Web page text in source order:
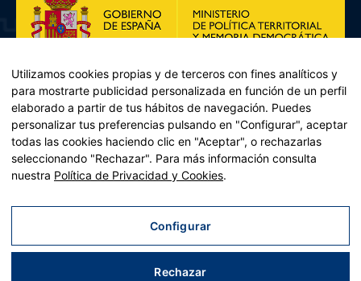
Plan de Recuperación, Transformación y Resiliencia – Financiado por
Recuperación y resiliencia, establecido por el Reglamento (UE)
2021/241 del Parlamento Europeo y del Consejo, de 12 de febrero
Utilizamos cookies propias y de terceros con fines analíticos y
para mostrarte publicidad personalizada en función de un perfil
elaborado a partir de tus hábitos de navegación. Puedes
personalizar tus preferencias pulsando en "Configurar", aceptar
todas las cookies haciendo clic en "Aceptar", o rechazarlas
seleccionando "Rechazar". Para más información consulta
nuestra Política de Privacidad y Cookies.
Configurar
Rechazar